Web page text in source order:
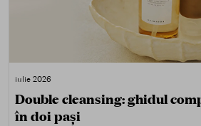
iulie 2026
Double cleansing: ghidul
în doi pași